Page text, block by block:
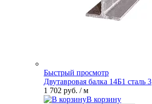
Быстрый просмотр
Двутавровая балка 14Б1 сталь 3
1 702 руб. / м
В корзину